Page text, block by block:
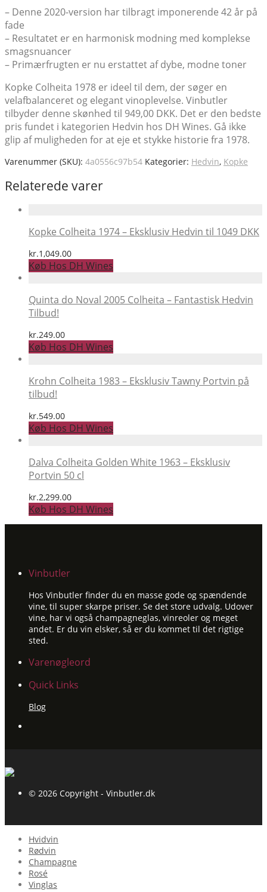
– Denne 2020-version har tilbragt imponerende 42 år på
fade
– Resultatet er en harmonisk modning med komplekse
smagsnuancer
– Primærfrugten er nu erstattet af dybe, modne toner
Kopke Colheita 1978 er ideel til dem, der søger en
velafbalanceret og elegant vinoplevelse. Vinbutler
tilbyder denne skønhed til 949,00 DKK. Det er den bedste
pris fundet i kategorien Hedvin hos DH Wines. Gå ikke
glip af muligheden for at eje et stykke historie fra 1978.
Varenummer (SKU): 4a0556c97b54 Kategorier: Hedvin, Kopke
Relaterede varer
Kopke Colheita 1974 – Eksklusiv Hedvin til 1049 DKK
kr.1,049.00
Køb Hos DH Wines
Quinta do Noval 2005 Colheita – Fantastisk Hedvin
Tilbud!
kr.249.00
Køb Hos DH Wines
Krohn Colheita 1983 – Eksklusiv Tawny Portvin på
tilbud!
kr.549.00
Køb Hos DH Wines
Dalva Colheita Golden White 1963 – Eksklusiv
Portvin 50 cl
kr.2,299.00
Køb Hos DH Wines
Vinbutler
Hos Vinbutler finder du en masse gode og spændende
vine, til super skarpe priser. Se det store udvalg. Udover
vine, har vi også champagneglas, vinreoler og meget
andet. Er du vin elsker, så er du kommet til det rigtige
sted.
Varenøgleord
Quick Links
Blog
© 2026 Copyright - Vinbutler.dk
Hvidvin
Rødvin
Champagne
Rosé
Vinglas